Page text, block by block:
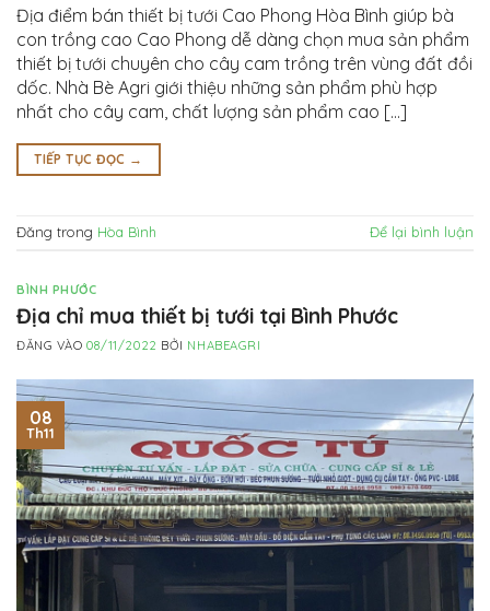
Địa điểm bán thiết bị tưới Cao Phong Hòa Bình giúp bà
con trồng cao Cao Phong dễ dàng chọn mua sản phẩm
thiết bị tưới chuyên cho cây cam trồng trên vùng đất đồi
dốc. Nhà Bè Agri giới thiệu những sản phẩm phù hợp
nhất cho cây cam, chất lượng sản phẩm cao […]
TIẾP TỤC ĐỌC →
Đăng trong Hòa Bình Để lại bình luận
BÌNH PHƯỚC
Địa chỉ mua thiết bị tưới tại Bình Phước
ĐĂNG VÀO08/11/2022 BỞI NHABEAGRI
08
Th11